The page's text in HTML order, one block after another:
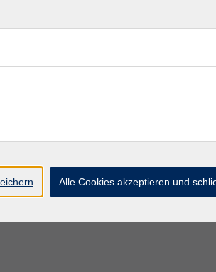
85354 Freising
führen durch den
Fußweg auf den Domberg
körperliche Verfassung.
Alle Cookies akzeptieren und